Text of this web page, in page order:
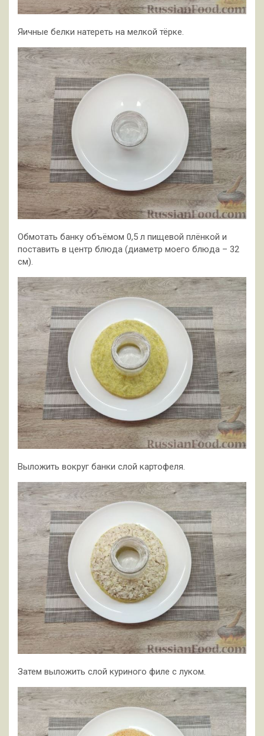
Яичные белки натереть на мелкой тёрке.
Обмотать банку объёмом 0,5 л пищевой плёнкой и
поставить в центр блюда (диаметр моего блюда – 32
см).
Выложить вокруг банки слой картофеля.
Затем выложить слой куриного филе с луком.